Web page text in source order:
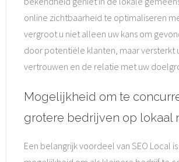
online zichtbaarheid te optimaliseren
vergroot u niet alleen uw kans om
door potentiële klanten, maar versterkt
vertrouwen en de relatie met uw
Mogelijkheid om te
grotere bedrijven op lokaal
Een belangrijk voordeel van SEO Local